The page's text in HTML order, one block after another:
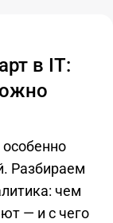
в IT:
Разбираем
чем
— и с чего